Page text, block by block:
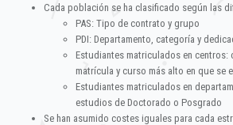
Cada población se ha clasificado según las
PAS: Tipo de contrato y grupo
PDI: Departamento, categoría y
Estudiantes matriculados en centros:
matrícula y curso más alto en que se
Estudiantes matriculados en
estudios de Doctorado o Posgrado
Se han asumido costes iguales para cada